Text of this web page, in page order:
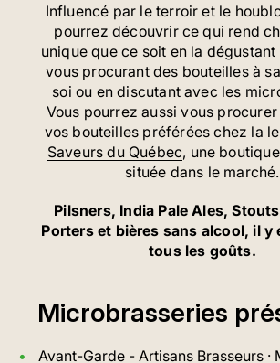
Influencé par le terroir et le
pourrez découvrir ce qui rend
unique que ce soit en la
vous procurant des bouteilles à
soi ou en discutant avec les
Vous pourrez aussi vous
vos bouteilles préférées chez la le
Saveurs du Québec, une
située dans le marché.
Pilsners, India Pale Ales,
Porters et bières sans alcool, il y
tous les goûts.
Microbrasseries
Avant-Garde - Artisans Brasseurs ·